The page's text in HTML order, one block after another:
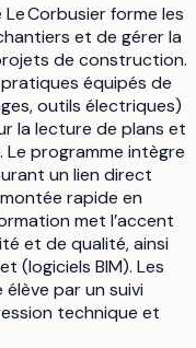
Corbusier forme les
et de gérer la
de construction.
équipés de
outils électriques)
la lecture de plans et
Le programme intègre
un lien direct
rapide en
met l’accent
et de qualité, ainsi
(logiciels BIM). Les
par un suivi
technique et